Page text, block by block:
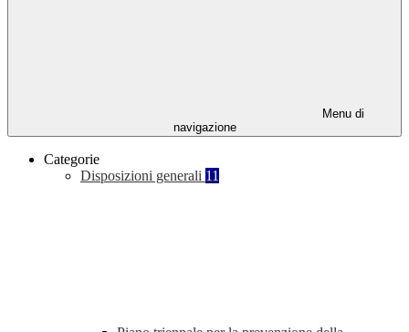
Menu di
navigazione
Categorie
Disposizioni generali 11